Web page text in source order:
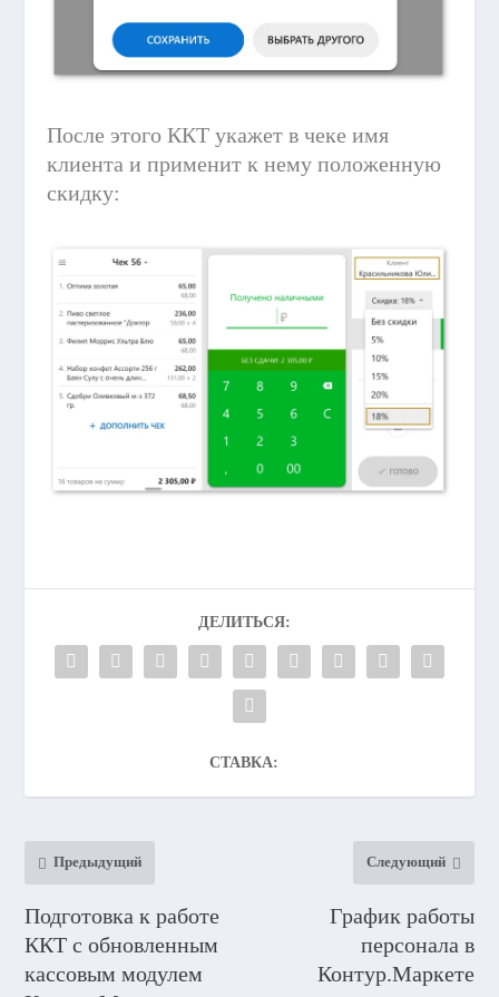
После этого ККТ укажет в чеке имя
клиента и применит к нему положенную
скидку:
ДЕЛИТЬСЯ:
СТАВКА:
Предыдущий
Подготовка к работе
ККТ с обновленным
кассовым модулем
Следующий
График работы
персонала в
Контур.Маркете